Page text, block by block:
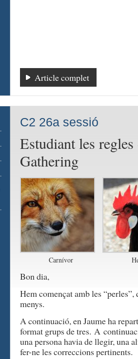
Article complet
C2 26a sessió
Estudiant les
Gathering
Carnívor
Bon dia,
Hem començat amb les “perles”,
menys.
A continuació, en Jaume ha
format grups de tres. A
una persona havia de llegir, una
fer-ne les correccions pertinents.